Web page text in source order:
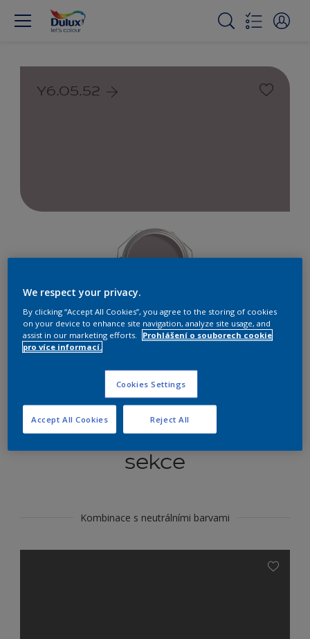
Y6.05.52
Najít výrobek v tomto odstínu
Koordinovat barevné
sekce
Kombinace s neutrálními barvami
We respect your privacy.
By clicking “Accept All Cookies”, you agree to the storing of cookies
on your device to enhance site navigation, analyze site usage, and
assist in our marketing efforts.
Prohlášení o souborech cookie
pro více informací.
Cookies Settings
Reject All
Accept All Cookies